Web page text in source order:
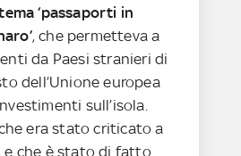
‘passaporti in
, che permetteva a
da Paesi stranieri di
dell’Unione europea
sull’isola.
era stato criticato a
e che è stato di fatto